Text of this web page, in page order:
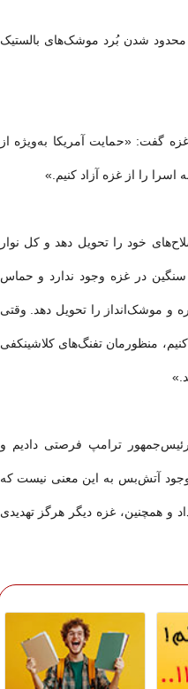
محدود شدن بُرد موشک‌های بالستیک
گفت: «حمایت آمریکا به‌ویژه از
را از غزه آزاد کنیم.»
خود را تحویل دهد و کل نوار
سنگین در غزه وجود ندارد و حماس
و موشک‌انداز را تحویل دهد. وقتی
منظورمان تفنگ‌های کلاشینکفی
ترامپ فرصتی دادیم و
آتش‌بس به این معنی نیست که
و همچنین، غزه دیگر هرگز تهدیدی